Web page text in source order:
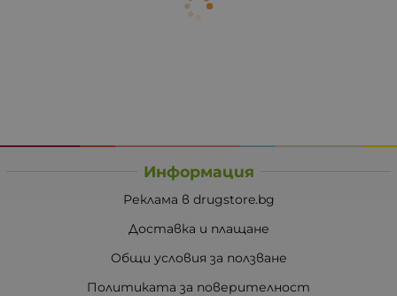
Информация
Реклама в drugstore.bg
Доставка и плащане
Общи условия за ползване
Политиката за поверителност